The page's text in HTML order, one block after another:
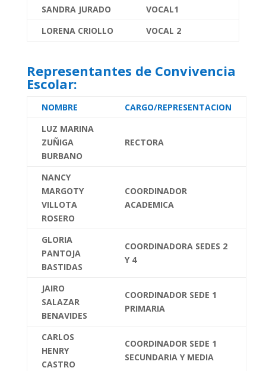
SANDRA JURADO
VOCAL1
LORENA CRIOLLO
VOCAL 2
Representantes de Convivencia
Escolar:
NOMBRE
CARGO/REPRESENTACION
LUZ MARINA
ZUÑIGA
BURBANO
RECTORA
NANCY
MARGOTY
VILLOTA
ROSERO
COORDINADOR
ACADEMICA
GLORIA
PANTOJA
BASTIDAS
COORDINADORA SEDES 2
Y 4
JAIRO
SALAZAR
BENAVIDES
COORDINADOR SEDE 1
PRIMARIA
CARLOS
HENRY
CASTRO
COORDINADOR SEDE 1
SECUNDARIA Y MEDIA